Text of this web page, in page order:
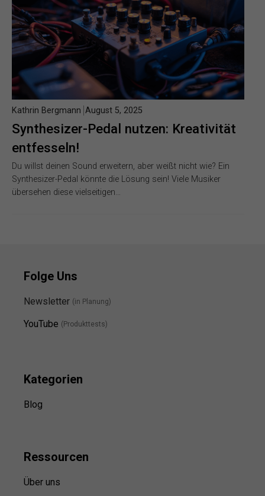
Synthesizer-Pedal nutzen: Kreativität
entfesseln!
Kathrin Bergmann August 5, 2025
Du willst deinen Sound erweitern, aber weißt nicht wie? Ein
Synthesizer-Pedal könnte die Lösung sein! Viele Musiker
übersehen diese vielseitigen…
Folge Uns
Newsletter (in Planung)
YouTube (Produkttests)
Kategorien
Blog
Ressourcen
Über uns